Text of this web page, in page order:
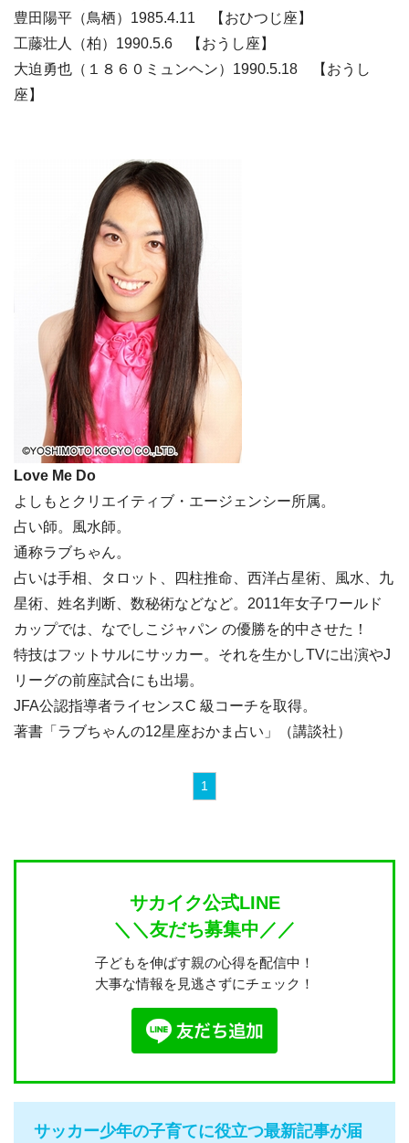
豊田陽平（鳥栖）1985.4.11 【おひつじ座】
工藤壮人（柏）1990.5.6 【おうし座】
大迫勇也（１８６０ミュンヘン）1990.5.18 【おうし
座】
Love Me Do
よしもとクリエイティブ・エージェンシー所属。
占い師。風水師。
通称ラブちゃん。
占いは手相、タロット、四柱推命、西洋占星術、風水、九
星術、姓名判断、数秘術などなど。2011年女子ワールド
カップでは、なでしこジャパン の優勝を的中させた！
特技はフットサルにサッカー。それを生かしTVに出演やJ
リーグの前座試合にも出場。
JFA公認指導者ライセンスC 級コーチを取得。
著書「ラブちゃんの12星座おかま占い」（講談社）
1
サカイク公式LINE
＼＼友だち募集中／／
子どもを伸ばす親の心得を配信中！
大事な情報を見逃さずにチェック！
サッカー少年の子育てに役立つ最新記事が届